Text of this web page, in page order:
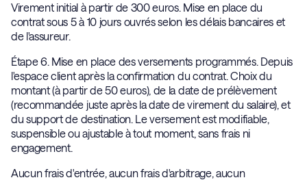
Virement initial à partir de 300 euros. Mise en place du
contrat sous 5 à 10 jours ouvrés selon les délais bancaires et
de l'assureur.
Étape 6. Mise en place des versements programmés. Depuis
l'espace client après la confirmation du contrat. Choix du
montant (à partir de 50 euros), de la date de prélèvement
(recommandée juste après la date de virement du salaire), et
du support de destination. Le versement est modifiable,
suspensible ou ajustable à tout moment, sans frais ni
engagement.
Aucun frais d'entrée, aucun frais d'arbitrage, aucun